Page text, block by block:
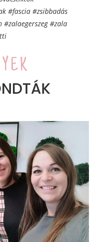
#fascia #zsibbadás
#zalaegerszeg #zala